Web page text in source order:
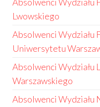
Lwowskiego
Absolwenci Wydziału
Uniwersytetu
Absolwenci Wydziału
Warszawskiego
Absolwenci Wydziału